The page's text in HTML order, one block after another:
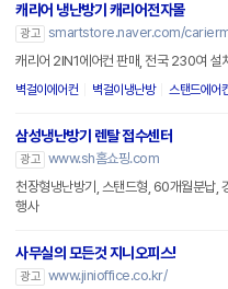
캐리어 냉난방기 캐리어전자몰
광고 smartstore.naver.com/
캐리어 2IN1에어컨 판매, 전국 230여 설
벽걸이에어컨 벽걸이냉난방 스탠드에어
삼성냉난방기 렌탈 접수센터
광고 www.sh홈쇼핑.com
천장형냉난방기, 스탠드형, 60개월분납,
행사
사무실의 모든것 지니오피스!
광고 www.jinioffice.co.kr/